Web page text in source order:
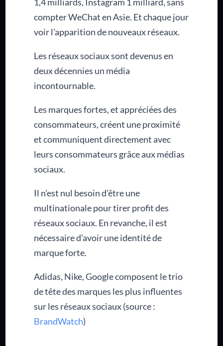
compter WeChat en Asie. Et chaque jour
voir l'apparition de nouveaux réseaux.
Les réseaux sociaux sont devenus en
deux décennies un média
incontournable.
Les marques fortes, et appréciées des
consommateurs, créent une proximité
et communiquent directement avec
leurs consommateurs grâce aux médias
sociaux.
Il n’est nul besoin d’être une
multinationale pour tirer profit des
réseaux sociaux. En revanche, il est
nécessaire d’avoir une identité de
marque forte.
Adidas, Nike, Google composent le trio
de tête des marques les plus influentes
sur les réseaux sociaux (source :
BrandWatch)